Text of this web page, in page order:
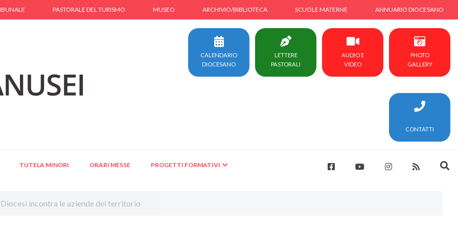
PASTORALE DEL TURISMO MUSEO ARCHIVIO/BIBLIOTECA SCUOLE MATERNE ANNUARIO DIOCESANO
CALENDARIO
DIOCESANO
LETTERE
PASTORALI
AUDIO E
VIDEO
PHOTO
GALLERY
CONTATTI
TUTELA MINORI ORARI MESSE PROGETTI FORMATIVI
Diocesi incontra le aziende del territorio